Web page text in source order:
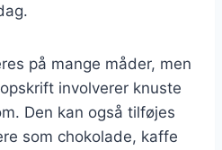
på mange måder, men
involverer knuste
Den kan også tilføjes
som chokolade, kaffe